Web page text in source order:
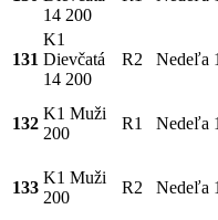
14 200
131
K1
Dievčatá
14 200
R2 Nedeľa
132
K1 Muži
200
R1 Nedeľa
133
K1 Muži
200
R2 Nedeľa